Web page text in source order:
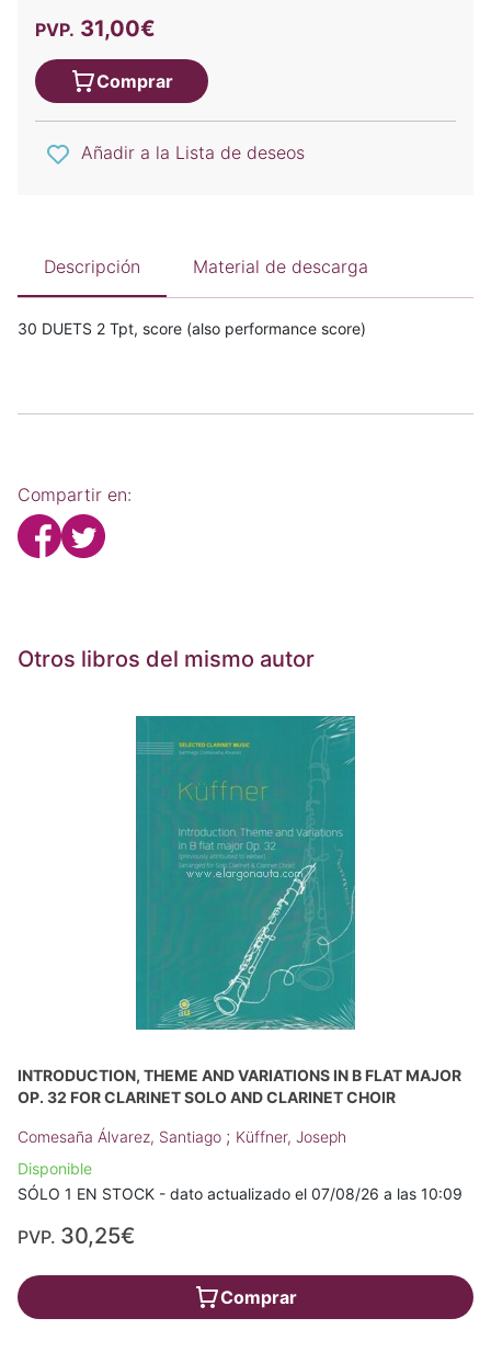
PVP. 31,00€
Comprar
Añadir a la Lista de deseos
Descripción Material de descarga
30 DUETS 2 Tpt, score (also performance score)
Compartir en:
Otros libros del mismo autor
INTRODUCTION, THEME AND VARIATIONS IN B FLAT MAJOR
OP. 32 FOR CLARINET SOLO AND CLARINET CHOIR
Comesaña Álvarez, Santiago ; Küffner, Joseph
Disponible
SÓLO 1 EN STOCK - dato actualizado el 07/08/26 a las 10:09
PVP. 30,25€
Comprar